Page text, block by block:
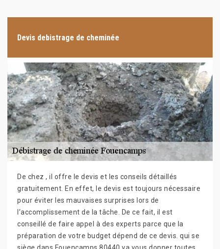
Devis debistrage de cheminée
De chez , il offre le devis et les conseils détaillés
gratuitement. En effet, le devis est toujours nécessaire
pour éviter les mauvaises surprises lors de
l’accomplissement de la tâche. De ce fait, il est
conseillé de faire appel à des experts parce que la
préparation de votre budget dépend de ce devis. qui se